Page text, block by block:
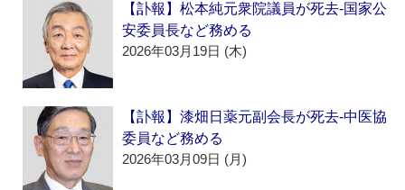
【訃報】松本純元衆院議員が死去‐国家公
安委員長など務める
2026年03月19日 (木)
【訃報】漆畑日薬元副会長が死去‐中医協
委員など務める
2026年03月09日 (月)